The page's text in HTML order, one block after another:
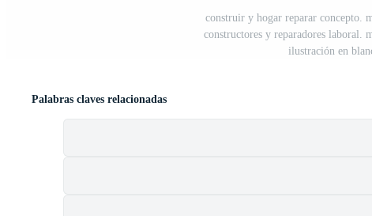
construir y hogar reparar concepto.
constructores y reparadores laboral.
ilustración en
Palabras claves relacionadas